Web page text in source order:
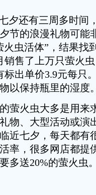
还有三周多时间
节的浪漫礼物可能
虫活体”，结果找
售了上万只萤火
标出单价3.9元每只
以保持瓶里的湿度
火虫大多是用来
物、大型活动或演
近七夕，每天都有
率，很多网店都提
多送20%的萤火虫